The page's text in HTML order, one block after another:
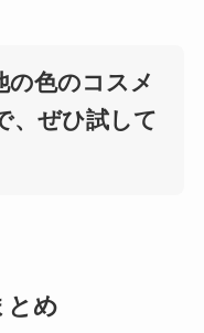
の色のコスメ
、ぜひ試して
とめ